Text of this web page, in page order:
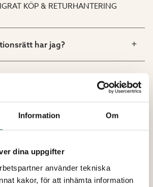
Information Om
dina uppgifter
använder tekniska
kakor, för att inhämta information
KÖP & RETURHANTERING
har jag?
fel på min vara. Vad gör jag?
Se mer